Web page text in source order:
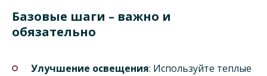
Базовые шаги – важно и
обязательно
Улучшение освещения: Используйте теплые